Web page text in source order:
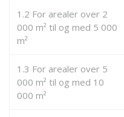
1.2 For arealer over 2
000 m² til og med 5 000
m²
1.3 For arealer over 5
000 m² til og med 10
000 m²